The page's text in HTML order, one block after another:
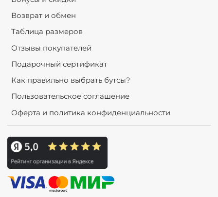
Возврат и обмен
Таблица размеров
Отзывы покупателей
Подарочный сертификат
Как правильно выбрать бутсы?
Пользовательское соглашение
Оферта и политика конфиденциальности